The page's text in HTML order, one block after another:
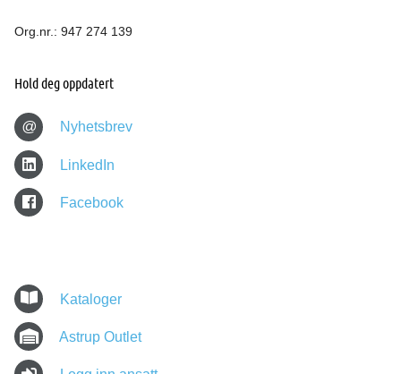
Org.nr.: 947 274 139
Hold deg oppdatert
@ Nyhetsbrev
LinkedIn
Facebook
Kataloger
Astrup Outlet